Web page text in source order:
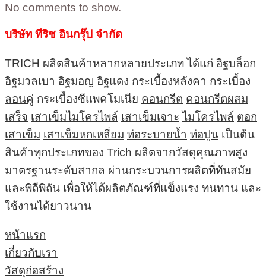
No comments to show.
บริษัท ทีริช อินกรุ๊ป จำกัด
TRICH ผลิตสินค้าหลากหลายประเภท ได้แก่ อิฐบล็อก
อิฐมวลเบา อิฐมอญ อิฐแดง กระเบื้องหลังคา กระเบื้อง
ลอนคู่ กระเบื้องซีแพคโมเนีย คอนกรีต คอนกรีตผสม
เสร็จ เสาเข็มไมโครไพล์ เสาเข็มเจาะ ไมโครไพล์ ตอก
เสาเข็ม เสาเข็มหกเหลี่ยม ท่อระบายน้ำ ท่อปูน เป็นต้น
สินค้าทุกประเภทของ Trich ผลิตจากวัสดุคุณภาพสูง
มาตรฐานระดับสากล ผ่านกระบวนการผลิตที่ทันสมัย
และพิถีพิถัน เพื่อให้ได้ผลิตภัณฑ์ที่แข็งแรง ทนทาน และ
ใช้งานได้ยาวนาน
หน้าแรก
เกี่ยวกับเรา
วัสดุก่อสร้าง